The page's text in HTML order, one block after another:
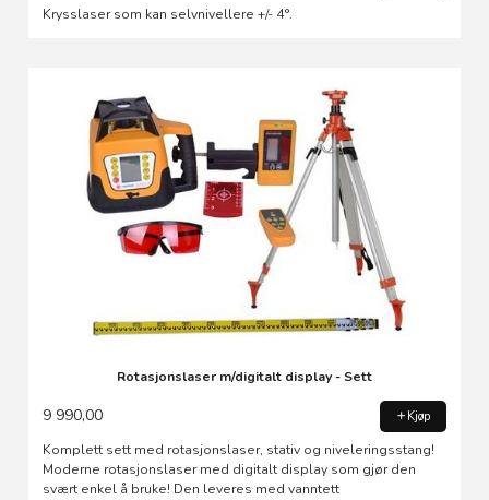
Krysslaser som kan selvnivellere +/- 4°.
Rotasjonslaser m/digitalt display - Sett
9 990,00 Kjøp
Komplett sett med rotasjonslaser, stativ og niveleringsstang!
Moderne rotasjonslaser med digitalt display som gjør den
svært enkel å bruke! Den leveres med vanntett